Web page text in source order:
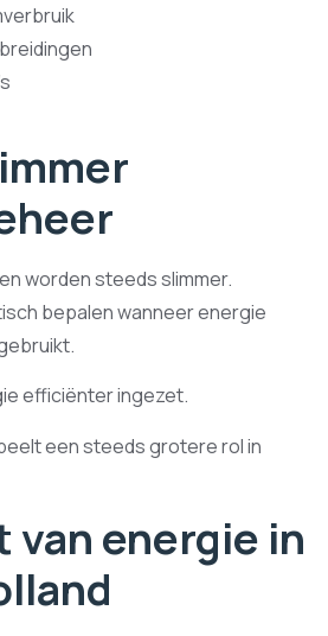
worden steeds slimmer.
bepalen wanneer energie
efficiënter ingezet.
een steeds grotere rol in
van energie in